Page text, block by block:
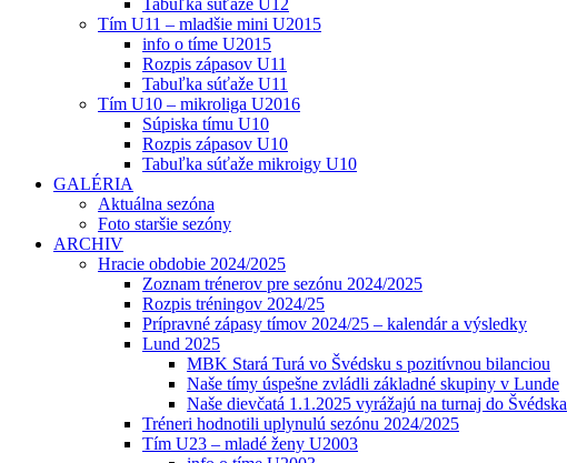
Tím U11 – mladšie mini U2015
info o tíme U2015
Rozpis zápasov U11
Tabuľka súťaže U11
Tím U10 – mikroliga U2016
Súpiska tímu U10
Rozpis zápasov U10
Tabuľka súťaže mikroigy U10
GALÉRIA
Aktuálna sezóna
Foto staršie sezóny
ARCHIV
Hracie obdobie 2024/2025
Zoznam trénerov pre sezónu 2024/2025
Rozpis tréningov 2024/25
Prípravné zápasy tímov 2024/25 – kalendár a výsledky
Lund 2025
MBK Stará Turá vo Švédsku s pozitívnou bilanciou
Naše tímy úspešne zvládli základné skupiny v Lunde
Naše dievčatá 1.1.2025 vyrážajú na turnaj do Švédska
Tréneri hodnotili uplynulú sezónu 2024/2025
Tím U23 – mladé ženy U2003